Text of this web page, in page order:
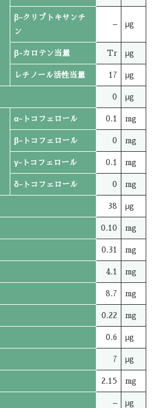
β-クリプトキサンチ
ン
– μg
β-カロテン当量 Tr μg
レチノール活性当量 17 μg
0 μg
α-トコフェロール 0.1 mg
β-トコフェロール 0 mg
γ-トコフェロール 0.1 mg
δ-トコフェロール 0 mg
38 μg
0.10 mg
0.31 mg
4.1 mg
8.7 mg
0.22 mg
0.6 μg
7 μg
2.15 mg
– μg